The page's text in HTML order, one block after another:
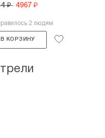
₽ 4967 ₽
2 людям
В КОРЗИНУ